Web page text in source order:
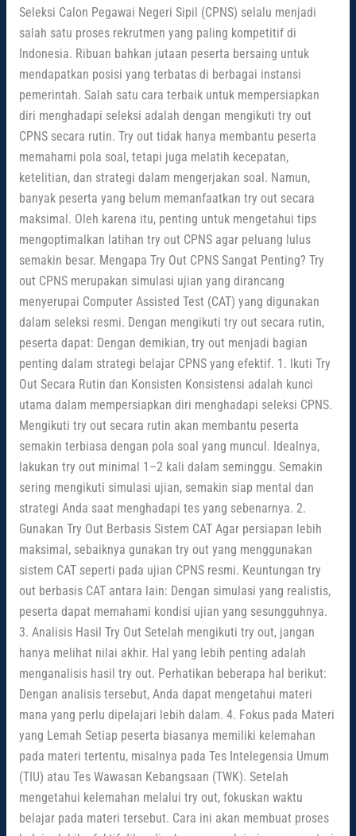
Seleksi Calon Pegawai Negeri Sipil (CPNS) selalu menjadi
salah satu proses rekrutmen yang paling kompetitif di
Indonesia. Ribuan bahkan jutaan peserta bersaing untuk
mendapatkan posisi yang terbatas di berbagai instansi
pemerintah. Salah satu cara terbaik untuk mempersiapkan
diri menghadapi seleksi adalah dengan mengikuti try out
CPNS secara rutin. Try out tidak hanya membantu peserta
memahami pola soal, tetapi juga melatih kecepatan,
ketelitian, dan strategi dalam mengerjakan soal. Namun,
banyak peserta yang belum memanfaatkan try out secara
maksimal. Oleh karena itu, penting untuk mengetahui tips
mengoptimalkan latihan try out CPNS agar peluang lulus
semakin besar. Mengapa Try Out CPNS Sangat Penting? Try
out CPNS merupakan simulasi ujian yang dirancang
menyerupai Computer Assisted Test (CAT) yang digunakan
dalam seleksi resmi. Dengan mengikuti try out secara rutin,
peserta dapat: Dengan demikian, try out menjadi bagian
penting dalam strategi belajar CPNS yang efektif. 1. Ikuti Try
Out Secara Rutin dan Konsisten Konsistensi adalah kunci
utama dalam mempersiapkan diri menghadapi seleksi CPNS.
Mengikuti try out secara rutin akan membantu peserta
semakin terbiasa dengan pola soal yang muncul. Idealnya,
lakukan try out minimal 1–2 kali dalam seminggu. Semakin
sering mengikuti simulasi ujian, semakin siap mental dan
strategi Anda saat menghadapi tes yang sebenarnya. 2.
Gunakan Try Out Berbasis Sistem CAT Agar persiapan lebih
maksimal, sebaiknya gunakan try out yang menggunakan
sistem CAT seperti pada ujian CPNS resmi. Keuntungan try
out berbasis CAT antara lain: Dengan simulasi yang realistis,
peserta dapat memahami kondisi ujian yang sesungguhnya.
3. Analisis Hasil Try Out Setelah mengikuti try out, jangan
hanya melihat nilai akhir. Hal yang lebih penting adalah
menganalisis hasil try out. Perhatikan beberapa hal berikut:
Dengan analisis tersebut, Anda dapat mengetahui materi
mana yang perlu dipelajari lebih dalam. 4. Fokus pada Materi
yang Lemah Setiap peserta biasanya memiliki kelemahan
pada materi tertentu, misalnya pada Tes Intelegensia Umum
(TIU) atau Tes Wawasan Kebangsaan (TWK). Setelah
mengetahui kelemahan melalui try out, fokuskan waktu
belajar pada materi tersebut. Cara ini akan membuat proses